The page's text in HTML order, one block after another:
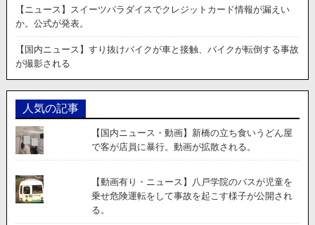
【ニュース】スイーツパラダイスでクレジットカード情報が漏えい
か。公式が発表。
【国内ニュース】すり抜けバイクが車と接触、バイクが転倒する事故
が撮影される
人気の記事
【国内ニュース・動画】新橋の立ち食いうどん屋
で客が店員に暴行。動画が拡散される。
【動画有り・ニュース】八戸学院のバスが児童を
乗せ危険運転をして事故を起こす様子が公開され
る。